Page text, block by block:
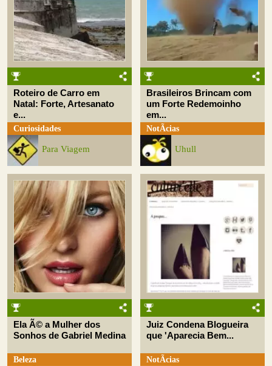
Roteiro de Carro em
Natal: Forte, Artesanato
e...
Curiosidades
Para Viagem
Brasileiros Brincam com
um Forte Redemoinho
em...
NotÃ­cias
Uhull
Ela Ã© a Mulher dos
Sonhos de Gabriel Medina
Beleza
Juiz Condena Blogueira
que 'Aparecia Bem...
NotÃ­cias